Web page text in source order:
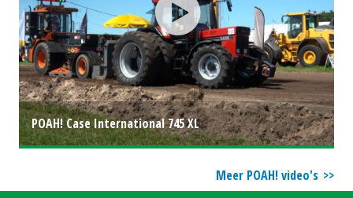
POAH! Case International 745 XL
Meer POAH! video's